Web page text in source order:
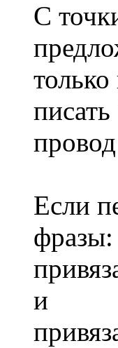
С
Если
фразы:
и